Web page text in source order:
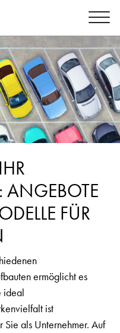
FÜR
ermöglicht es
ideal
ist
Sie als Unternehmer. Auf